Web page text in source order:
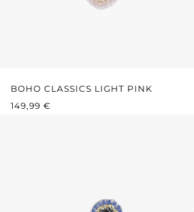
BOHO CLASSICS LIGHT PINK
PRIX RÉGULIER :
149,99 €